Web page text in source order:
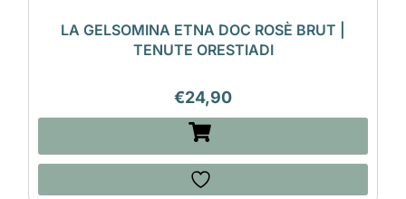
LA GELSOMINA ETNA DOC ROSÈ BRUT |
TENUTE ORESTIADI
€24,90